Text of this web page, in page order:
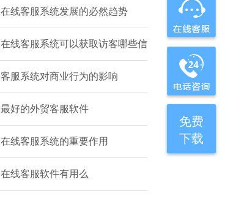
在线客服系统发展的必然趋势
在线客服系统可以获取访客哪些信
客服系统对商业行为的影响
最好的外贸客服软件
在线客服系统的重要作用
在线客服软件有用么
免费
下载